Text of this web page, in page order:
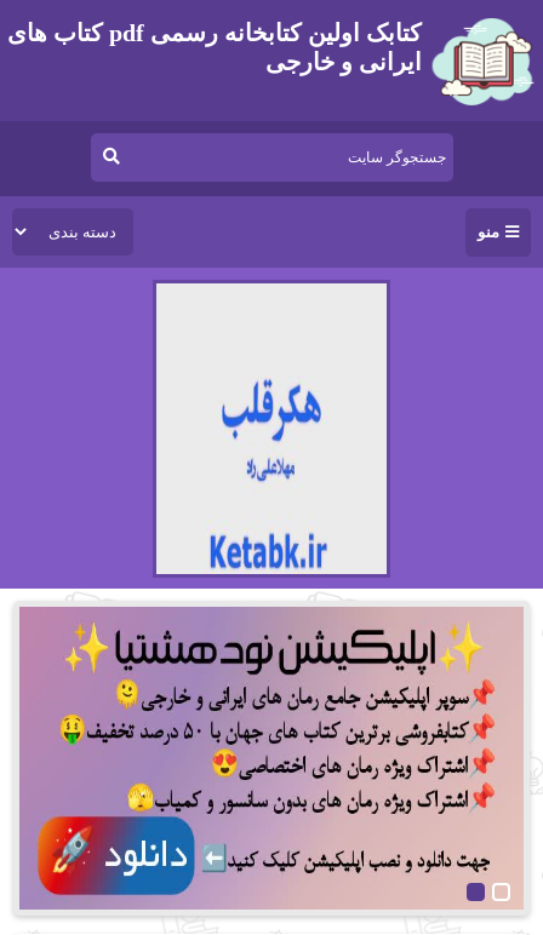
کتابک اولین کتابخانه رسمی pdf کتاب های
ایرانی و خارجی
منو